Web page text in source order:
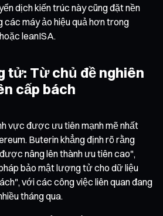
dịch kiến trúc này cũng đặt nền
các máy ảo hiệu quả hơn trong
leanISA.
tử: Từ chủ đề nghiên
cấp bách
vực được ưu tiên mạnh mẽ nhất
Buterin khẳng định rõ rằng
nâng lên thành ưu tiên cao",
bảo mật lượng tử cho dữ liệu
với các công việc liên quan đang
tháng qua.